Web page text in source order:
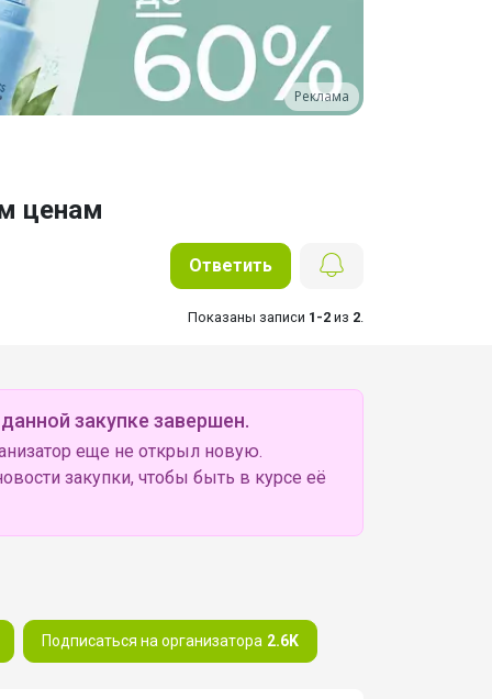
Реклама
ценам
Ответить
Показаны записи 1-2 из 2
закупке завершен.
еще не открыл новую.
закупки, чтобы быть в курсе её
Подписаться на организатора 2.6K